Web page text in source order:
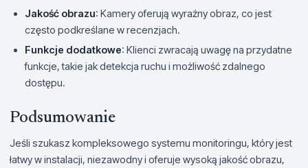
Jakość obrazu: Kamery oferują wyraźny obraz, co jest
często podkreślane w recenzjach.
Funkcje dodatkowe: Klienci zwracają uwagę na przydatne
funkcje, takie jak detekcja ruchu i możliwość zdalnego
dostępu.
Podsumowanie
Jeśli szukasz kompleksowego systemu monitoringu, który jest
łatwy w instalacji, niezawodny i oferuje wysoką jakość obrazu,